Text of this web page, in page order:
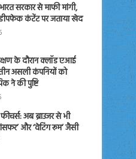
सरकार से माफी मांगी,
कंटेंट पर जताया खेद
के दौरान क्लॉड एआई
असली कंपनियों को
ने की पुष्टि
अब ब्राउजर से भी
और ‘वेटिंग रूम’ जैसी